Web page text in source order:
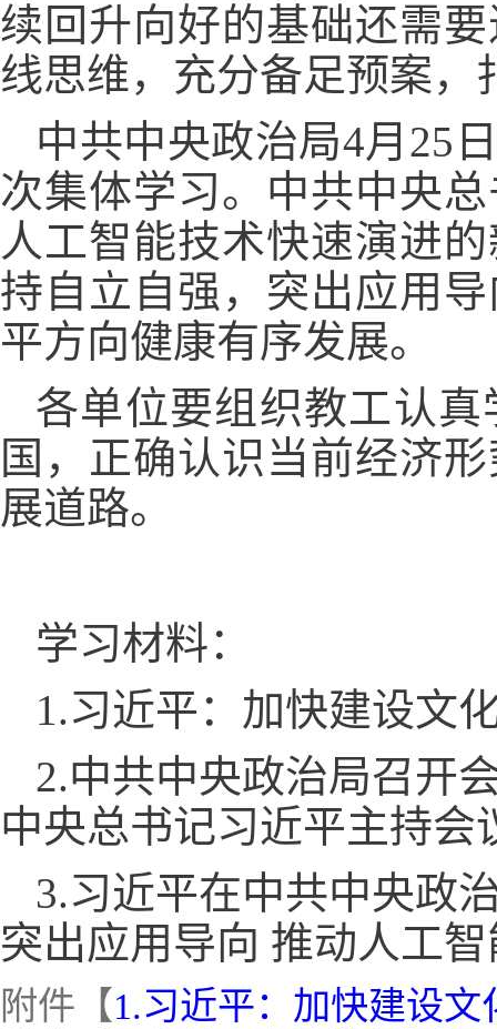
续回升向好的基础还需
线思维，充分备足预案，
中共中央政治局4月25
次集体学习。中共中央
人工智能技术快速演进
持自立自强，突出应用
平方向健康有序发展。
各单位要组织教工认
国，正确认识当前经济
展道路。
学习材料：
1.习近平：加快建设文
2.中共中央政治局召开
中央总书记习近平主持会
3.习近平在中共中央政
突出应用导向 推动人工
附件【1.习近平：加快建设文